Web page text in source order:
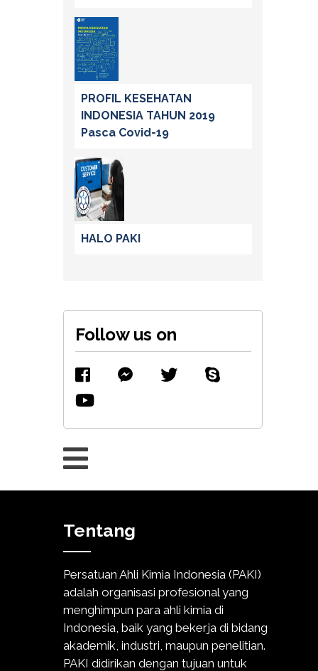
PROFIL KESEHATAN
INDONESIA TAHUN 2019
Pasca Covid-19
HALO PAKI
Follow us on
Tentang
Persatuan Ahli Kimia Indonesia (PAKI)
adalah organisasi profesional yang
menghimpun para ahli kimia di
Indonesia, baik yang bekerja di bidang
akademik, industri, maupun penelitian.
PAKI didirikan dengan tujuan untuk